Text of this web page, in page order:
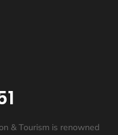
& Tourism is renowned